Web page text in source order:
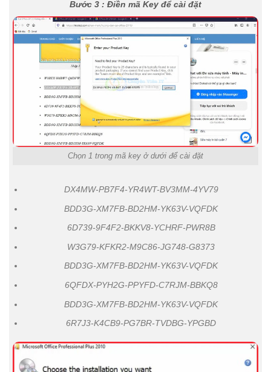
Bước 3 : Điền mã Key để cài đặt
Chọn 1 trong mã key ở dưới để cài đặt
DX4MW-PB7F4-YR4WT-BV3MM-4YV79
BDD3G-XM7FB-BD2HM-YK63V-VQFDK
6D739-9F4F2-BKKV8-YCHRF-PWR8B
W3G79-KFKR2-M9C86-JG748-G8373
BDD3G-XM7FB-BD2HM-YK63V-VQFDK
6QFDX-PYH2G-PPYFD-C7RJM-BBKQ8
BDD3G-XM7FB-BD2HM-YK63V-VQFDK
6R7J3-K4CB9-PG7BR-TVDBG-YPGBD